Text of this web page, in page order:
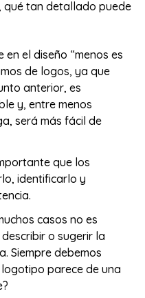
qué tan detallado puede
en el diseño “menos es
de logos, ya que
anterior, es
y, entre menos
será más fácil de
que los
identificarlo y
casos no es
o sugerir la
Siempre debemos
parece de una